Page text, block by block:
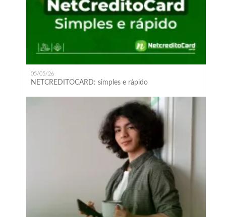
05/05/26
NETCREDITOCARD: simples e rápido